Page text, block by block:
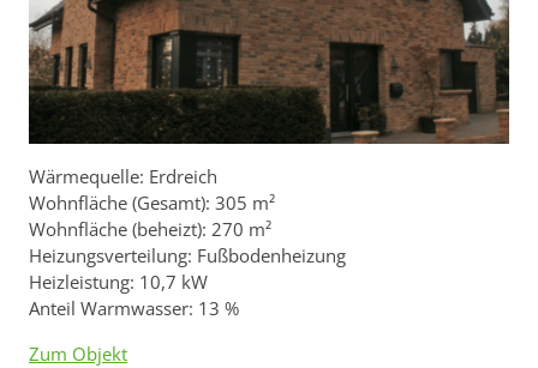
Wärmequelle: Erdreich
Wohnfläche (Gesamt): 305 m²
Wohnfläche (beheizt): 270 m²
Heizungsverteilung: Fußbodenheizung
Heizleistung: 10,7 kW
Anteil Warmwasser: 13 %
Zum Objekt